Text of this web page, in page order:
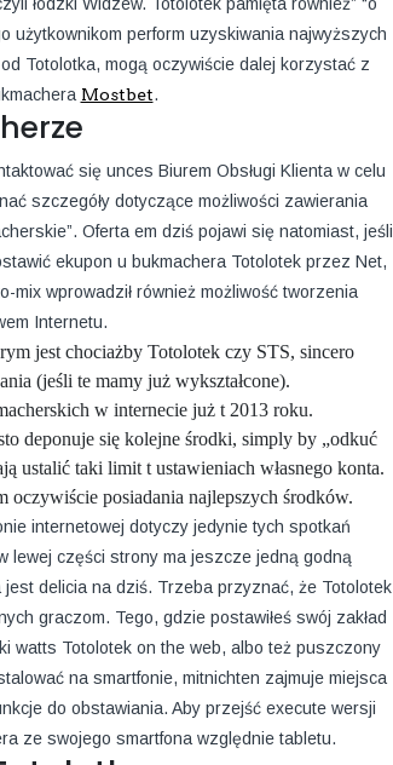
użytkownikom perform uzyskiwania najwyższych
Totolotka, mogą oczywiście dalej korzystać z
Mostbet.
się unces Biurem Obsługi Klienta w celu
szczegóły dotyczące możliwości zawierania
Oferta em dziś pojawi się natomiast, jeśli
ekupon u bukmachera Totolotek przez Net,
mix wprowadził również możliwość tworzenia
Internetu.
jest chociażby Totolotek czy STS, sincero
(jeśli te mamy już wykształcone).
w internecie już t 2013 roku.
deponuje się kolejne środki, simply by „odkuć
ustalić taki limit t ustawieniach własnego konta.
oczywiście posiadania najlepszych środków.
internetowej dotyczy jedynie tych spotkań
lewej części strony ma jeszcze jedną godną
delicia na dziś. Trzeba przyznać, że Totolotek
graczom. Tego, gdzie postawiłeś swój zakład
watts Totolotek on the web, albo też puszczony
na smartfonie, mitnichten zajmuje miejsca
do obstawiania. Aby przejść execute wersji
ze swojego smartfona względnie tabletu.